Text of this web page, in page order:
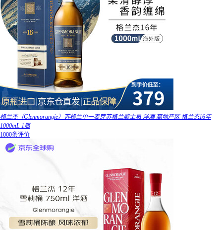
格兰杰（Glenmorangie）苏格兰单一麦芽苏格兰威士忌 洋酒 高地产区 格兰杰16年
1000mL 1瓶
1000条评价